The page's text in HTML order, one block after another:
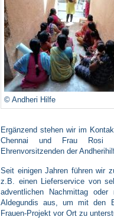
© Andheri Hilfe
Ergänzend stehen wir im
Chennai und Frau Rosi
Ehrenvorsitzenden der
Seit einigen Jahren führen wir
z.B. einen Lieferservice von
adventlichen Nachmittag
Aldegundis aus, um mit den
Frauen-Projekt vor Ort zu